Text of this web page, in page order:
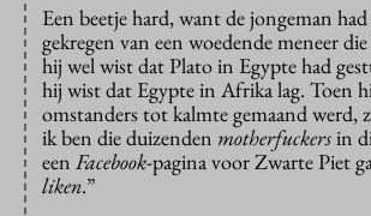
Een beetje hard, want de jongeman
gekregen van een woedende meneer
hij wel wist dat Plato in Egypte had
hij wist dat Egypte in Afrika lag. Toen
omstanders tot kalmte gemaand werd,
ik ben die duizenden motherfuckersin
een Facebook-pagina voor Zwarte Piet
liken.”